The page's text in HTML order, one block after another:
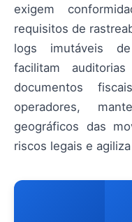
exigem
requisitos de
logs imutáveis
facilitam
documentos
operadores,
geográficos das
riscos legais e